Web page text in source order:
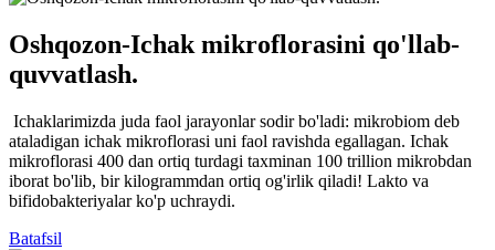
Oshqozon-Ichak mikroflorasini qo'llab-
quvvatlash.
Ichaklarimizda juda faol jarayonlar sodir bo'ladi: mikrobiom deb
ataladigan ichak mikroflorasi uni faol ravishda egallagan. Ichak
mikroflorasi 400 dan ortiq turdagi taxminan 100 trillion mikrobdan
iborat bo'lib, bir kilogrammdan ortiq og'irlik qiladi! Lakto va
bifidobakteriyalar ko'p uchraydi.
Batafsil